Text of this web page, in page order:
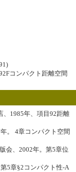
コンパクト距離空間
、1985年、項目92距離
。 4章コンパクト空間
会、2002年。第5章位
5章§2コンパクト性-A